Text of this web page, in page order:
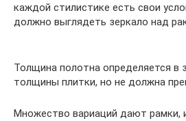
каждой стилистике есть свои
должно выглядеть зеркало над
Толщина полотна определяется в
толщины плитки, но не должна
Множество вариаций дают рамки,